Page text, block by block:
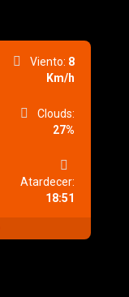
Viento: 8
Km/h
Clouds:
27%
Atardecer:
18:51